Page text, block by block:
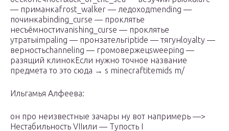
— приманкаfrost_walker — ледоходmending —
починкаbinding_curse — проклятье
несъёмностиvanishing_curse — проклятье
утратыimpaling — пронзательriptide — тягунloyalty —
верностьchanneling — громовержецsweeping —
разящий клинокЕсли нужно точное название
предмета то это сюда → s minecraftitemids m/
Ильгамья Алфеева:
он про неизвестные зачары ну вот напримерь —>
Нестабильность VIIили — Тупость I